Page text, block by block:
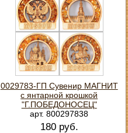
0029783-ГП Сувенир МАГНИТ
с янтарной крошкой
"Г.ПОБЕДОНОСЕЦ"
арт. 800297838
180 руб.